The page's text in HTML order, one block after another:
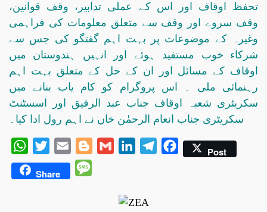
تحفظ اوقاف اور اس کے عملی تدابیر، وقف قوانین،
وقف سروے اور وقف سے متعلق معلومات کی فراہمی
وغیرہ کے موضوعات پر بہت اہم گفتگو کی جس سے
شرکاء خوب مستفید ہوئے اور انہیں ہندوستان میں
اوقاف کے مسائل اور ان کے حل کے متعلق بہت اہم
رہنمائی ملی ۔ اس پروگرام کو کام یاب بنانے میں
سکریٹری شعبہ اوقاف جناب عبد الرفیق اور اسسٹنٹ
سکریٹری جناب انعام الرحمٰن خاں نے اہم رول ادا کیا۔
WhatsApp
Twitter Email BloggerGmail LinkedInTelegramFacebookPost
Share